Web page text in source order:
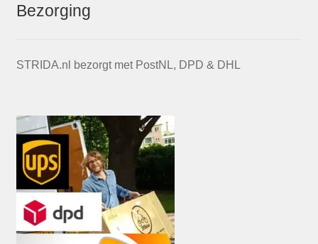
Bezorging
STRIDA.nl bezorgt met PostNL, DPD & DHL